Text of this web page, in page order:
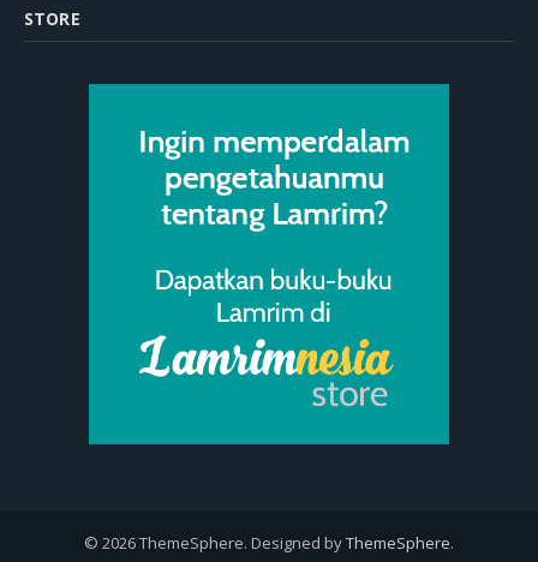
STORE
© 2026 ThemeSphere. Designed byThemeSphere.